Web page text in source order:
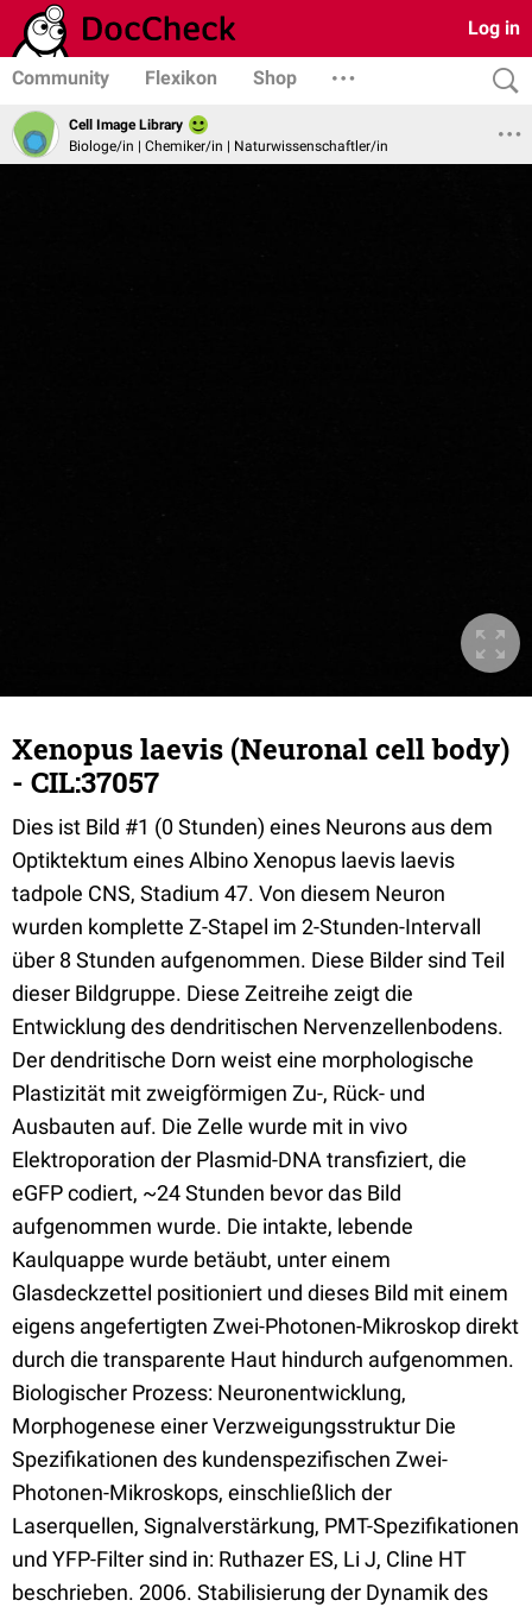
Log in
Community Flexikon Shop
Cell Image Library
Biologe/in | Chemiker/in | Naturwissenschaftler/in
Xenopus laevis (Neuronal cell body)
- CIL:37057
Dies ist Bild #1 (0 Stunden) eines Neurons aus dem
Optiktektum eines Albino Xenopus laevis laevis
tadpole CNS, Stadium 47. Von diesem Neuron
wurden komplette Z-Stapel im 2-Stunden-Intervall
über 8 Stunden aufgenommen. Diese Bilder sind Teil
dieser Bildgruppe. Diese Zeitreihe zeigt die
Entwicklung des dendritischen Nervenzellenbodens.
Der dendritische Dorn weist eine morphologische
Plastizität mit zweigförmigen Zu-, Rück- und
Ausbauten auf. Die Zelle wurde mit in vivo
Elektroporation der Plasmid-DNA transfiziert, die
eGFP codiert, ~24 Stunden bevor das Bild
aufgenommen wurde. Die intakte, lebende
Kaulquappe wurde betäubt, unter einem
Glasdeckzettel positioniert und dieses Bild mit einem
eigens angefertigten Zwei-Photonen-Mikroskop direkt
durch die transparente Haut hindurch aufgenommen.
Biologischer Prozess: Neuronentwicklung,
Morphogenese einer Verzweigungsstruktur Die
Spezifikationen des kundenspezifischen Zwei-
Photonen-Mikroskops, einschließlich der
Laserquellen, Signalverstärkung, PMT-Spezifikationen
und YFP-Filter sind in: Ruthazer ES, Li J, Cline HT
beschrieben. 2006. Stabilisierung der Dynamik des